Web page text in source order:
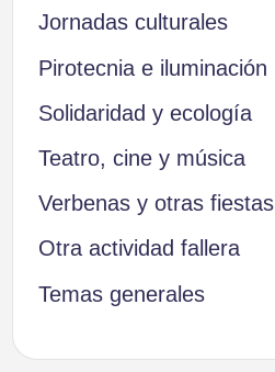
Jornadas culturales
Pirotecnia e iluminación
Solidaridad y ecología
Teatro, cine y música
Verbenas y otras fiestas
Otra actividad fallera
Temas generales